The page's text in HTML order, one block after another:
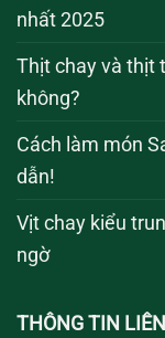
nhất 2025
Thịt chay và thịt
không?
Cách làm món
dẫn!
Vịt chay kiểu
ngờ
THÔNG TIN